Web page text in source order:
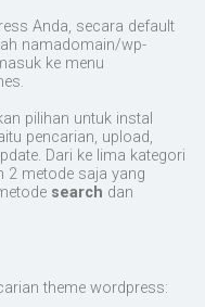
Anda, secara default
namadomain/wp-
ke menu
pilihan untuk instal
pencarian, upload,
Dari ke lima kategori
2 metode saja yang
search dan
theme wordpress: